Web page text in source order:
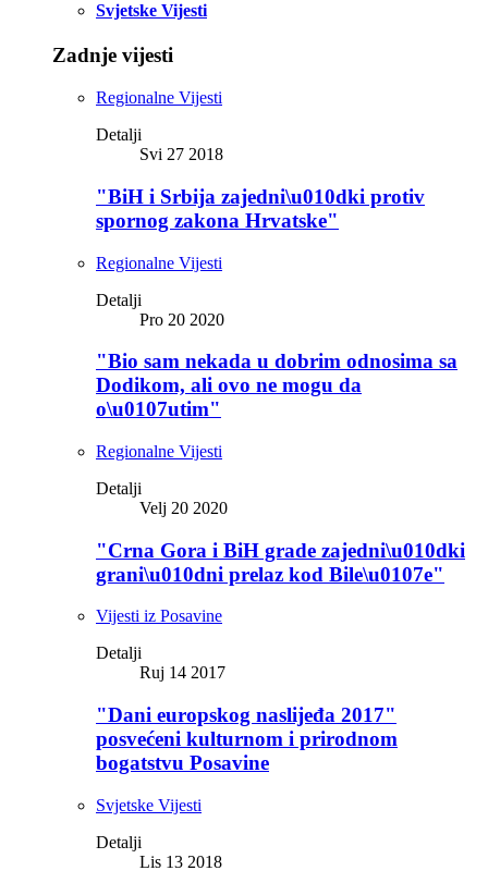
Svjetske Vijesti
Zadnje vijesti
Regionalne Vijesti
Detalji
Svi 27 2018
"BiH i Srbija zajedni\u010dki protiv
spornog zakona Hrvatske"
Regionalne Vijesti
Detalji
Pro 20 2020
"Bio sam nekada u dobrim odnosima sa
Dodikom, ali ovo ne mogu da
o\u0107utim"
Regionalne Vijesti
Detalji
Velj 20 2020
"Crna Gora i BiH grade zajedni\u010dki
grani\u010dni prelaz kod Bile\u0107e"
Vijesti iz Posavine
Detalji
Ruj 14 2017
"Dani europskog naslijeđa 2017"
posvećeni kulturnom i prirodnom
bogatstvu Posavine
Svjetske Vijesti
Detalji
Lis 13 2018